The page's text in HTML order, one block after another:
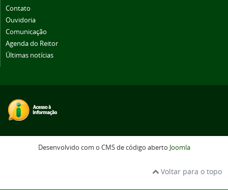
Contato
Ouvidoria
Comunicação
Agenda do Reitor
Últimas notícias
Desenvolvido com o CMS de código aberto Joomla
Voltar para o topo